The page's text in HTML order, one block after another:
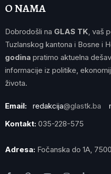
O NAMA
Dobrodošli na GLAS TK , vaš
Tuzlanskog kantona i Bosne i
godina pratimo aktuelna
informacije iz politike,
života.
Email: redakcija@glastk.ba
Kontakt: 035-228-575
Adresa: Fočanska do 1A,